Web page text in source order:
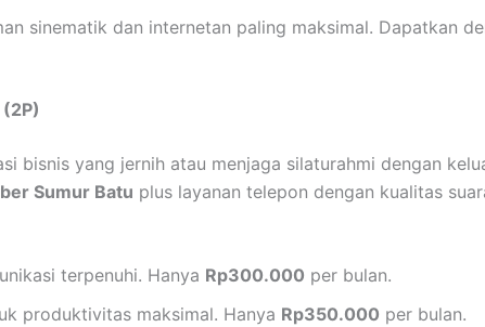
sinematik dan internetan paling maksimal. Dapatkan
bisnis yang jernih atau menjaga silaturahmi dengan
Sumur Batu plus layanan telepon dengan kualitas
terpenuhi. Hanya Rp300.000 per bulan.
produktivitas maksimal. Hanya Rp350.000 per bulan.